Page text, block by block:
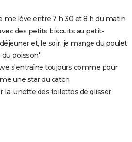
me lève entre 7 h 30 et 8 h du matin
des petits biscuits au petit-
et, le soir, je mange du poulet
du poisson"
s'entraîne toujours comme pour
une star du catch
lunette des toilettes de glisser